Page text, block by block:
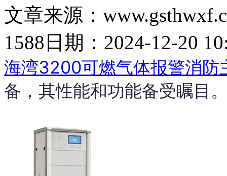
文章来源：
1588 日期：2024-12-20
海湾3200可燃气体报警消防
备，其性能和功能备受瞩目